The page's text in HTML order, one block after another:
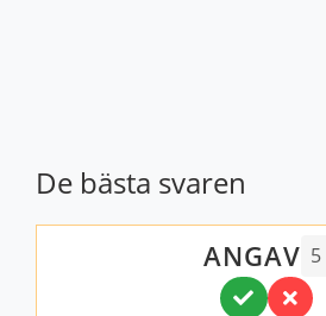
De bästa svaren
ANGAV 5